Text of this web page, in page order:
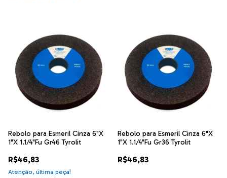
Rebolo para Esmeril Cinza 6"X
1"X 1.1/4"Fu Gr46 Tyrolit
R$46,83
Atenção, última peça!
Rebolo para Esmeril Cinza 6"X
1"X 1.1/4"Fu Gr36 Tyrolit
R$46,83